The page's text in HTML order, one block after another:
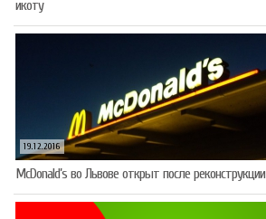
икоту
19.12.2016
McDonald’s во Львове открыт после реконструкции